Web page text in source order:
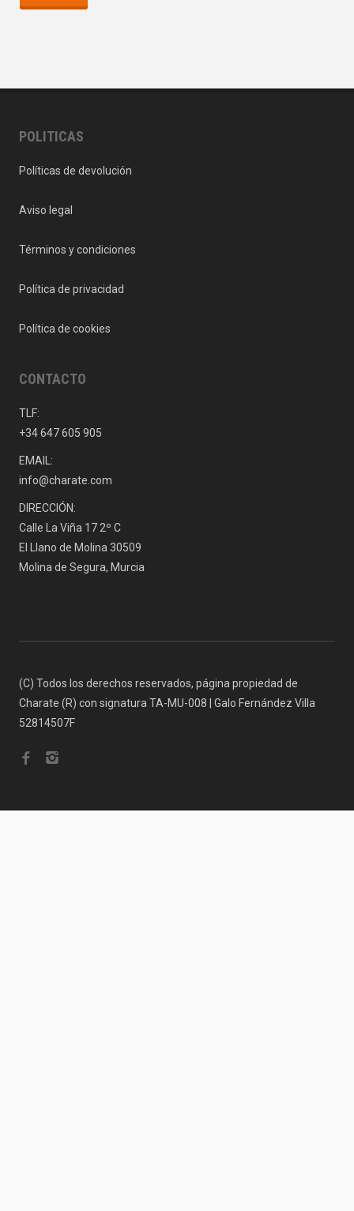
POLITICAS
Políticas de devolución
Aviso legal
Términos y condiciones
Política de privacidad
Política de cookies
CONTACTO
TLF:
+34 647 605 905
EMAIL:
info@charate.com
DIRECCIÓN:
Calle La Viña 17 2º C
El Llano de Molina 30509
Molina de Segura, Murcia
(C) Todos los derechos reservados, página propiedad de
Charate (R) con signatura TA-MU-008 | Galo Fernández Villa
52814507F